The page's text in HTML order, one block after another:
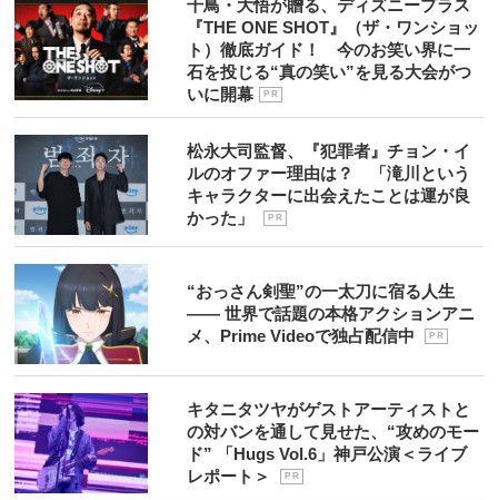
千鳥・大悟が贈る、ディズニープラス
『THE ONE SHOT』（ザ・ワンショッ
ト）徹底ガイド！ 今のお笑い界に一
石を投じる“真の笑い”を見る大会がつ
いに開幕
P R
松永大司監督、『犯罪者』チョン・イ
ルのオファー理由は？ 「滝川という
キャラクターに出会えたことは運が良
かった」
P R
“おっさん剣聖”の一太刀に宿る人生
―― 世界で話題の本格アクションアニ
メ、Prime Videoで独占配信中
P R
キタニタツヤがゲストアーティストと
の対バンを通して見せた、“攻めのモー
ド” 「Hugs Vol.6」神戸公演＜ライブ
レポート＞
P R